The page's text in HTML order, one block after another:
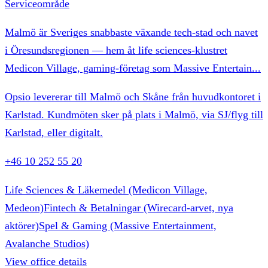
Serviceområde
Malmö är Sveriges snabbaste växande tech-stad och navet
i Öresundsregionen — hem åt life sciences-klustret
Medicon Village, gaming-företag som Massive Entertain...
Opsio levererar till Malmö och Skåne från huvudkontoret i
Karlstad. Kundmöten sker på plats i Malmö, via SJ/flyg till
Karlstad, eller digitalt.
+46 10 252 55 20
Life Sciences & Läkemedel (Medicon Village,
Medeon)Fintech & Betalningar (Wirecard-arvet, nya
aktörer)Spel & Gaming (Massive Entertainment,
Avalanche Studios)
View office details